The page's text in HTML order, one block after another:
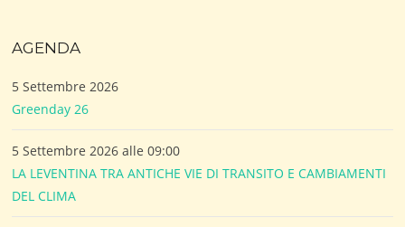
AGENDA
5 Settembre 2026
Greenday 26
5 Settembre 2026 alle 09:00
LA LEVENTINA TRA ANTICHE VIE DI TRANSITO E CAMBIAMENTI
DEL CLIMA